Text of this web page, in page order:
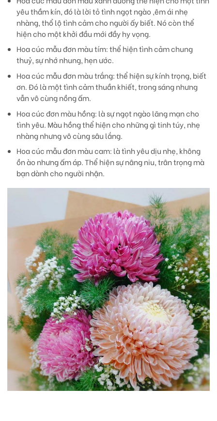
yêu thầm kín, đó là lời tỏ tình ngọt ngào ,êm ái nhẹ
nhàng, thổ lộ tình cảm cho người ấy biết. Nó còn thể
hiện cho một khởi đầu mới đầy hy vọng.
Hoa cúc mẫu đơn màu tím:thể hiện tình cảm chung
thuỷ, sự nhớ nhung, hẹn ước.
Hoa cúc mẫu đơn màu trắng:thể hiện sự kính trọng, biết
ơn. Đó là một tình cảm thuần khiết, trong sáng nhưng
vẫn vô cùng nồng ấm.
Hoa cúc đơn màu hồng: là sự ngọt ngào lãng mạn cho
tình yêu. Màu hồng thể hiện cho những gì tinh túy, nhẹ
nhàng nhưng vô cùng sâu lắng.
Hoa cúc mẫu đơn màu cam: là tình yêu dịu nhẹ, không
ồn ào nhưng ấm áp. Thể hiện sự nâng niu, trân trọng mà
bạn dành cho người nhận.